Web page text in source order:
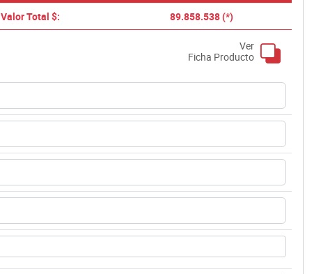
Valor Total $:
89.858.538 (*)
Ver
Ficha Producto